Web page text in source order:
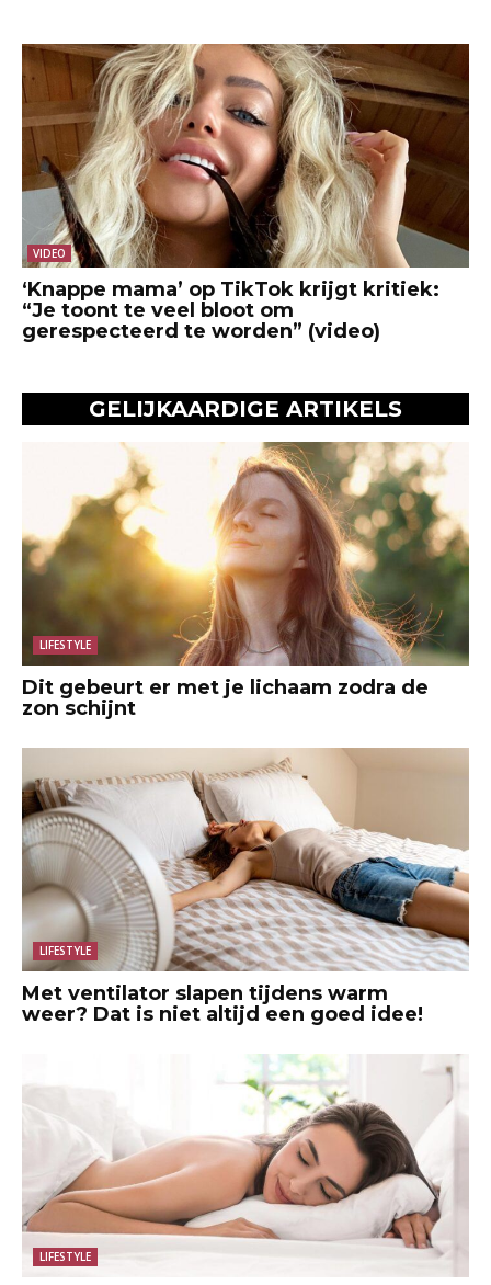
VIDEO
‘Knappe mama’ op TikTok krijgt kritiek:
“Je toont te veel bloot om
gerespecteerd te worden” (video)
GELIJKAARDIGE ARTIKELS
LIFESTYLE
Dit gebeurt er met je lichaam zodra de
zon schijnt
LIFESTYLE
Met ventilator slapen tijdens warm
weer? Dat is niet altijd een goed idee!
LIFESTYLE